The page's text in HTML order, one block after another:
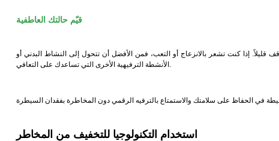
قيّم حالتك العاطفية
قليلاً. إذا كنت تشعر بالانزعاج أو التعب، فمن الأفضل أن تتحول إلى النشاط البدني أو
الأنشطة الترفيهية الأخرى التي تساعدك على التعافي.
في الحفاظ على سلامتك والاستمتاع بالترفيه الرقمي دون المخاطرة بفقدان السيطرة
استخدام التكنولوجيا للتخفيف من المخاطر